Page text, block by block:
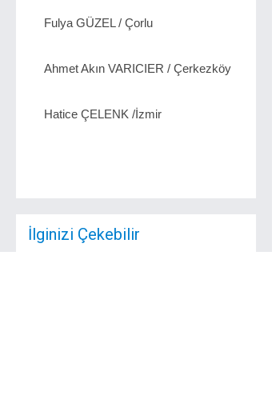
Fulya GÜZEL / Çorlu
Ahmet Akın VARICIER / Çerkezköy
Hatice ÇELENK /İzmir
İlginizi Çekebilir